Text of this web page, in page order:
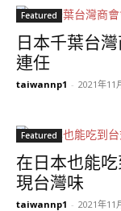
Featured
日本千葉台
連任
taiwannp1 - 2021年11
Featured
在日本也能
現台灣味
taiwannp1 - 2021年11